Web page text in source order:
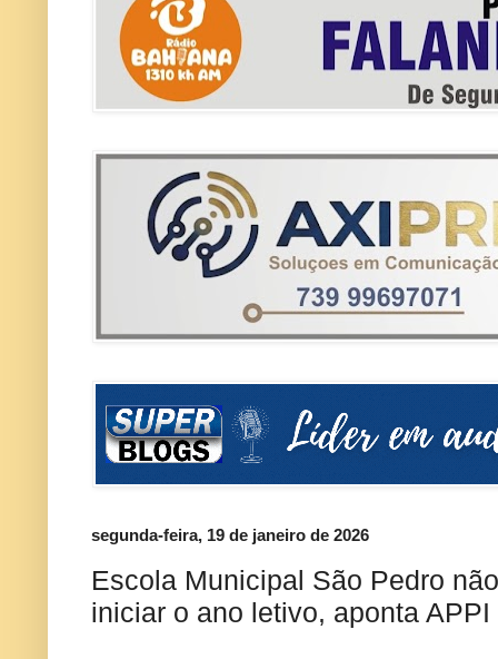
segunda-feira, 19 de janeiro de 2026
Escola Municipal São Pedro
iniciar o ano letivo, aponta